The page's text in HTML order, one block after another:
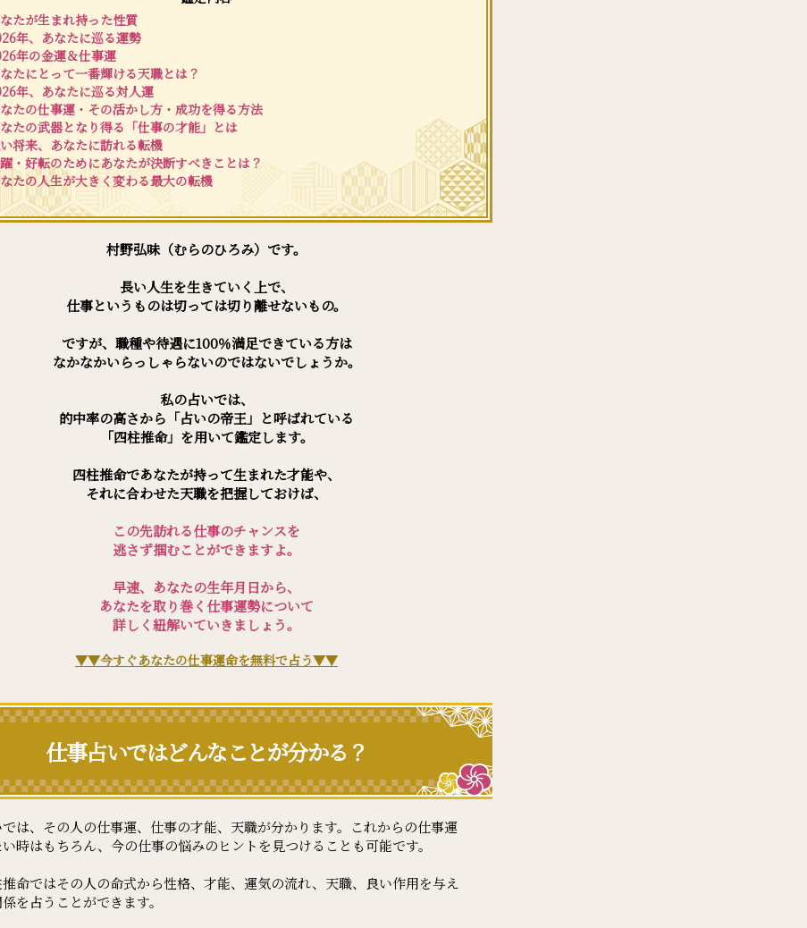
なたが生まれ持った性質
年、あなたに巡る運勢
年の金運＆仕事運
なたにとって一番輝ける天職とは？
年、あなたに巡る対人運
なたの仕事運・その活かし方・成功を得る方法
たの武器となり得る「仕事の才能」とは
将来、あなたに訪れる転機
・好転のためにあなたが決断すべきことは？
なたの人生が大きく変わる最大の転機
村野弘味（むらのひろみ）です。
長い人生を生きていく上で、
仕事というものは切っては切り離せないもの。
ですが、職種や待遇に100％満足できている方は
なかなかいらっしゃらないのではないでしょうか。
私の占いでは、
的中率の高さから「占いの帝王」と呼ばれている
「四柱推命」を用いて鑑定します。
四柱推命であなたが持って生まれた才能や、
それに合わせた天職を把握しておけば、
この先訪れる仕事のチャンスを
逃さず掴むことができますよ。
早速、あなたの生年月日から、
あなたを取り巻く仕事運勢について
詳しく紐解いていきましょう。
▼▼今すぐあなたの仕事運命を無料で占う▼▼
仕事占いではどんなことが分かる？
は、その人の仕事運、仕事の才能、天職が分かります。これからの仕事運
時はもちろん、今の仕事の悩みのヒントを見つけることも可能です。
命ではその人の命式から性格、才能、運気の流れ、天職、良い作用を与え
を占うことができます。